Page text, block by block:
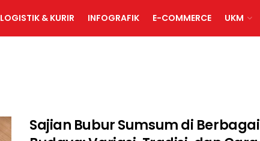
LOGISTIK & KURIR INFOGRAFIK E-COMMERCE UKM
Sajian Bubur Sumsum di Berbagai